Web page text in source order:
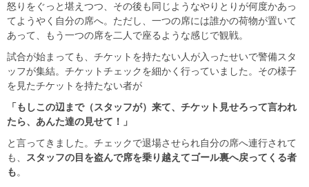
怒りをぐっと堪えつつ、その後も同じようなやりとりが何度かあっ
てようやく自分の席へ。ただし、一つの席には誰かの荷物が置いて
あって、もう一つの席を二人で座るような感じで観戦。
試合が始まっても、チケットを持たない人が入ったせいで警備スタ
ッフが集結。チケットチェックを細かく行っていました。その様子
を見たチケットを持たない者が
「もしこの辺まで（スタッフが）来て、チケット見せろって言われ
たら、あんた達の見せて！」
と言ってきました。チェックで退場させられ自分の席へ連行されて
も、 スタッフの目を盗んで席を乗り越えてゴール裏へ戻ってくる者
も。